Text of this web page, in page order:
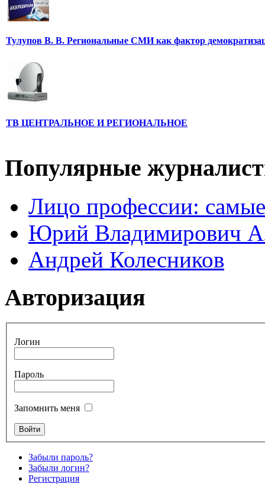
Тулупов В. В. Региональные СМИ как фактор
ТВ ЦЕНТРАЛЬНОЕ И РЕГИОНАЛЬНОЕ
Популярные
Лицо профессии:
Юрий Владимирович
Андрей Колесников
Авторизация
Логин
Пароль
Запомнить меня
Забыли пароль?
Забыли логин?
Регистрация